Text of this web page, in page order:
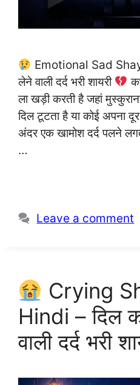
Emotional Sad
लेने वाली दर्द भरी शायरी
ला खड़ी करती है जहां
दिल टूटता है या कोई अपना
अंदर एक खामोश दर्द पलने
…
Leave a comment
Crying
Hindi – दिल
वाली दर्द भरी